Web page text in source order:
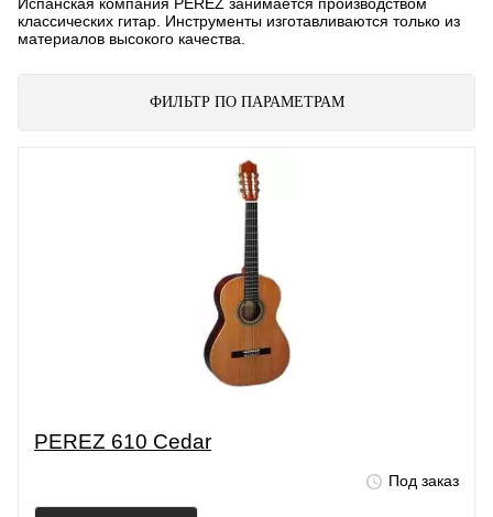
классических гитар. Инструменты изготавливаются только из
материалов высокого качества.
ФИЛЬТР ПО ПАРАМЕТРАМ
PEREZ 610 Cedar
Под заказ